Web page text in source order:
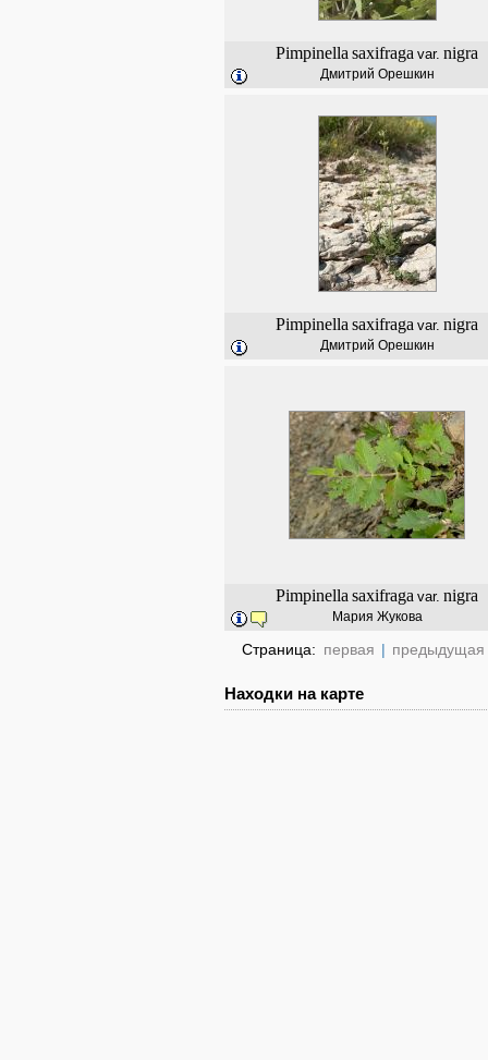
Pimpinella saxifraga var. nigra
Дмитрий Орешкин
Pimpinella saxifraga var. nigra
Дмитрий Орешкин
Pimpinella saxifraga var. nigra
Мария Жукова
Страница: первая | предыдущая
Находки на карте